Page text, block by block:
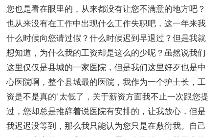
您也是看在眼里的，从来都没有让您不满意的地方吧？
也从来没有在工作中出现什么工作失职吧，这一年来我
什么时候向您请过假？什么时候迟到早退过？但是我就
想知道，为什么我的工资却是这么的少呢？虽然说我们
这里仅仅是县城的一家医院，但是我们这里好歹也是中
心医院啊，整个县城最的医院，我作为一个护士长，工
资是不是真的`太低了，关于薪资方面我不止一次跟您提
过，您却总是推辞着说医院有安排的，让我放心，但是
我迟迟没等到，那么我只能认为您只是在敷衍我。自己